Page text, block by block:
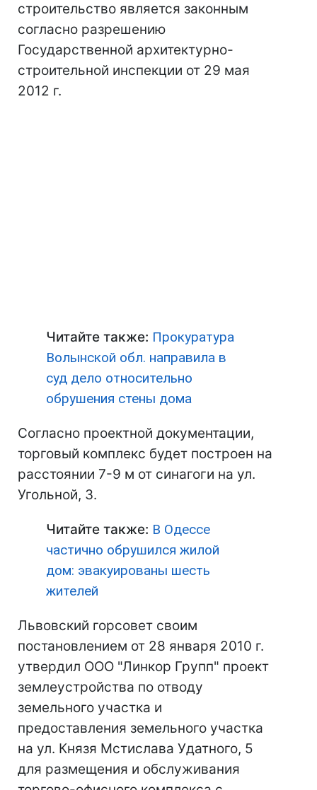
строительство является законным
согласно разрешению
Государственной архитектурно-
строительной инспекции от 29 мая
2012 г.
Читайте также: Прокуратура
Волынской обл. направила в
суд дело относительно
обрушения стены дома
Согласно проектной документации,
торговый комплекс будет построен на
расстоянии 7-9 м от синагоги на ул.
Угольной, 3.
Читайте также: В Одессе
частично обрушился жилой
дом‎: эвакуированы шесть
жителей
Львовский горсовет своим
постановлением от 28 января 2010 г.
утвердил ООО "Линкор Групп" проект
землеустройства по отводу
земельного участка и
предоставления земельного участка
на ул. Князя Мстислава Удатного, 5
для размещения и обслуживания